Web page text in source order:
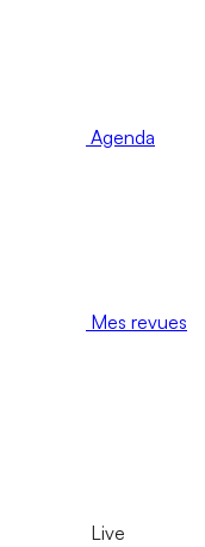
Agenda
Mes revues
Live